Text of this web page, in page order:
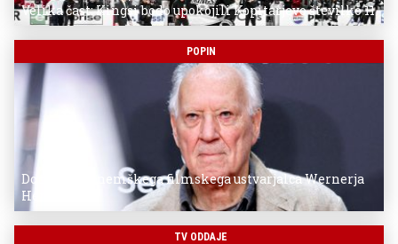
Velika čast: Kingsi bodo upokojili Kopitarjevo številko 11
POPIN
Donostia za nemškega filmskega ustvarjalca Wernerja
Herzoga
TV ODDAJE